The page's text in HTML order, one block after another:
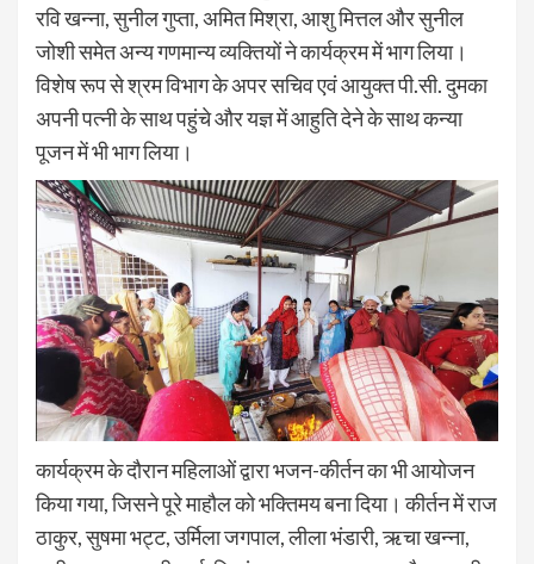
रवि खन्ना, सुनील गुप्ता, अमित मिश्रा, आशु मित्तल और सुनील
जोशी समेत अन्य गणमान्य व्यक्तियों ने कार्यक्रम में भाग लिया।
विशेष रूप से श्रम विभाग के अपर सचिव एवं आयुक्त पी.सी. दुमका
अपनी पत्नी के साथ पहुंचे और यज्ञ में आहुति देने के साथ कन्या
पूजन में भी भाग लिया।
कार्यक्रम के दौरान महिलाओं द्वारा भजन-कीर्तन का भी आयोजन
किया गया, जिसने पूरे माहौल को भक्तिमय बना दिया। कीर्तन में राज
ठाकुर, सुषमा भट्ट, उर्मिला जगपाल, लीला भंडारी, ऋचा खन्ना,